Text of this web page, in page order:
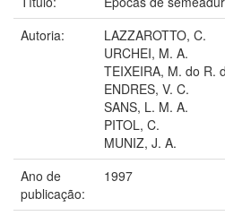
Autoria:
LAZZAROTTO, C.
URCHEI, M. A.
TEIXEIRA, M. do R.
ENDRES, V. C.
SANS, L. M. A.
PITOL, C.
MUNIZ, J. A.
Ano de
publicação:
1997